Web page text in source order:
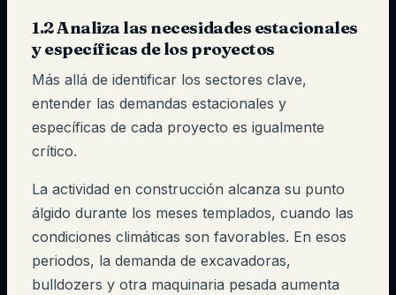
1.2 Analiza las necesidades estacionales
y específicas de los proyectos
Más allá de identificar los sectores clave,
entender las demandas estacionales y
específicas de cada proyecto es igualmente
crítico.
La actividad en construcción alcanza su punto
álgido durante los meses templados, cuando las
condiciones climáticas son favorables. En esos
periodos, la demanda de excavadoras,
bulldozers y otra maquinaria pesada aumenta